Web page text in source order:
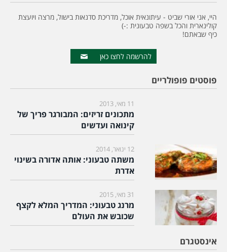
היי, אני אורי שביט - עיתונאית אוכל, מדריכת סדנאות בישול, מרצה ויועצת
קולינארית והכל בשפה טבעונית :-)
כיף שבאתם!
להרשמה לחצו כאן
פוסטים פופולריים
11 מאי, 2013
מתכונים זריזים: המבורגר פריך של
קינואה ועדשים
12 ינואר, 2014
משתה טבעוני: אותה אדורה בשינוי
אדרת
31 מאי, 2015
מרנג טבעוני: המדריך המלא לקצף
שכובש את העולם
אינסטגרם